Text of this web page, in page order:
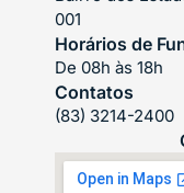
001
Horários de
De 08h às 18h
Contatos
(83) 3214-2400